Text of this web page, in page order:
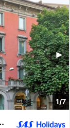
1/7
▶︎
Dolci